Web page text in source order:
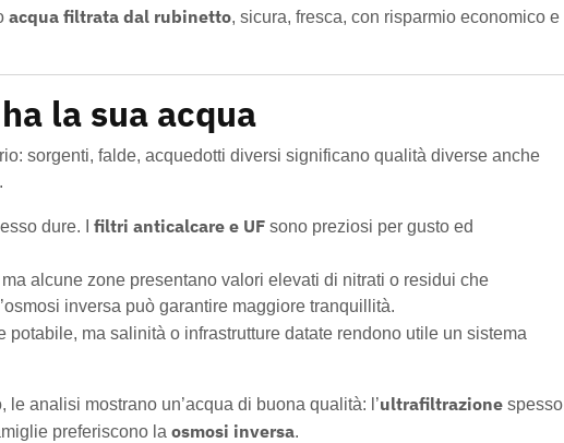
acqua filtrata dal rubinetto, sicura, fresca, con risparmio economico e
la sua acqua
sorgenti, falde, acquedotti diversi significano qualità diverse anche
dure. I filtri anticalcare e UF sono preziosi per gusto ed
alcune zone presentano valori elevati di nitrati o residui che
inversa può garantire maggiore tranquillità.
potabile, ma salinità o infrastrutture datate rendono utile un sistema
le analisi mostrano un’acqua di buona qualità: l’ultrafiltrazione spesso
preferiscono la osmosi inversa.